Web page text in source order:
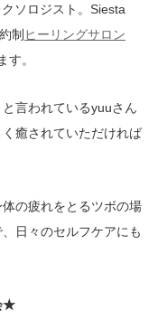
ソロジスト。Siesta
制 ヒーリングサロン
す。
言われているyuuさん
癒されていただければ
の疲れをとるツボの場
日々のセルフケアにも
★